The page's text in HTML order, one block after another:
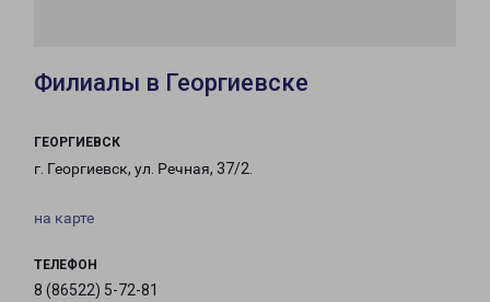
Филиалы в Георгиевске
ГЕОРГИЕВСК
г. Георгиевск, ул. Речная, 37/2.
на карте
ТЕЛЕФОН
8 (86522) 5-72-81